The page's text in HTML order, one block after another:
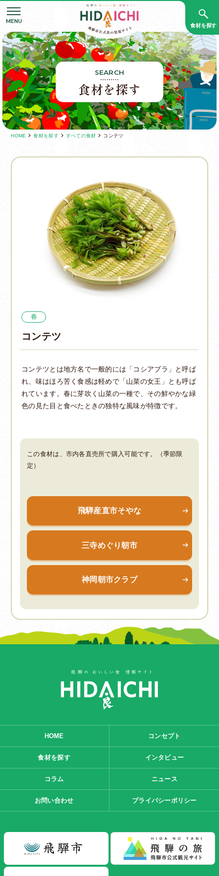
SEARCH
食材を探す
HOME 食材を探す すべての食材 コンテツ
春
コンテツ
コンテツとは地方名で一般的には「コシアブラ」と呼ば
れ、味はほろ苦く食感は軽めで「山菜の女王」とも呼ば
れています。春に芽吹く山菜の一種で、その鮮やかな緑
色の見た目と食べたときの独特な風味が特徴です。
この食材は、市内各直売所で購入可能です。（季節限
定）
飛騨産直市そやな
三寺めぐり朝市
神岡朝市クラブ
HOME コンセプト
食材を探す インタビュー
コラム ニュース
お問い合わせ プライバシーポリシー
食材を探す